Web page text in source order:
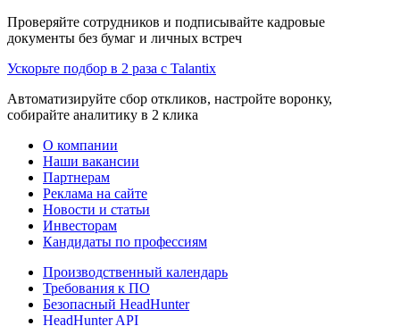
Проверяйте сотрудников и подписывайте кадровые
документы без бумаг и личных встреч
Ускорьте подбор в 2 раза с Talantix
Автоматизируйте сбор откликов, настройте воронку,
собирайте аналитику в 2 клика
О компании
Наши вакансии
Партнерам
Реклама на сайте
Новости и статьи
Инвесторам
Кандидаты по профессиям
Производственный календарь
Требования к ПО
Безопасный HeadHunter
HeadHunter API